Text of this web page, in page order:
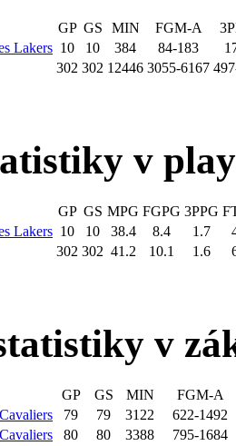
GP GS MIN FGM-A
Lakers 10 10 384 84-183
302 302 12446 3055-6167
v
GP GS MPG FGPG 3PPG
Lakers 10 10 38.4 8.4 1.7
302 302 41.2 10.1 1.6
v
GP GS MIN
FGM-A
79 79 3122
622-1492
80 80 3388
795-1684